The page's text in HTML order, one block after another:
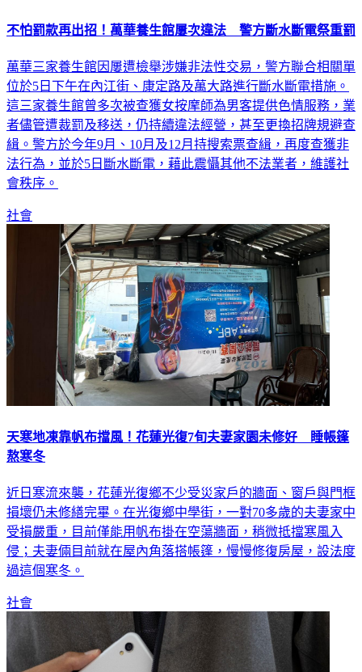
不怕罰款再出招！萬華養生館屢次違法 警方斷水斷電祭重罰
萬華三家養生館因屢遭檢舉涉嫌非法性交易，警方聯合相關單
位於5日下午在內江街、康定路及萬大路進行斷水斷電措施。
這三家養生館曾多次被查獲女按摩師為男客提供色情服務，業
者儘管遭裁罰及移送，仍持續違法經營，甚至更換招牌規避查
緝。警方於今年9月、10月及12月持搜索票查緝，再度查獲非
法行為，並於5日斷水斷電，藉此震懾其他不法業者，維護社
會秩序。
社會
天寒地凍靠帆布擋風！花蓮光復7旬夫妻家園未修好 睡帳篷
熬寒冬
近日寒流來襲，花蓮光復鄉不少受災家戶的牆面、窗戶與門框
損壞仍未修繕完畢。在光復鄉中學街，一對70多歲的夫妻家中
受損嚴重，目前僅能用帆布掛在空蕩牆面，稍微抵擋寒風入
侵；夫妻倆目前就在屋內角落搭帳篷，慢慢修復房屋，設法度
過這個寒冬。
社會